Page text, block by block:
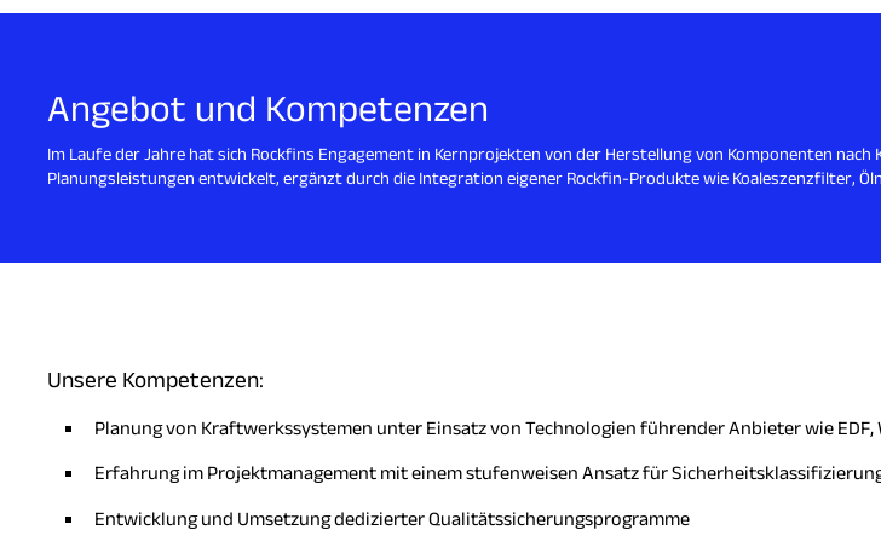
Angebot und Kompetenzen
Im Laufe der Jahre hat sich Rockfins Engagement in Kernprojekten von der Herstellung von Komponenten
Planungsleistungen entwickelt, ergänzt durch die Integration eigener Rockfin-Produkte wie Koaleszenzfilter,
Unsere Kompetenzen:
Planung von Kraftwerkssystemen unter Einsatz von Technologien führender Anbieter wie EDF,
Erfahrung im Projektmanagement mit einem stufenweisen Ansatz für
Entwicklung und Umsetzung dedizierter Qualitätssicherungsprogramme